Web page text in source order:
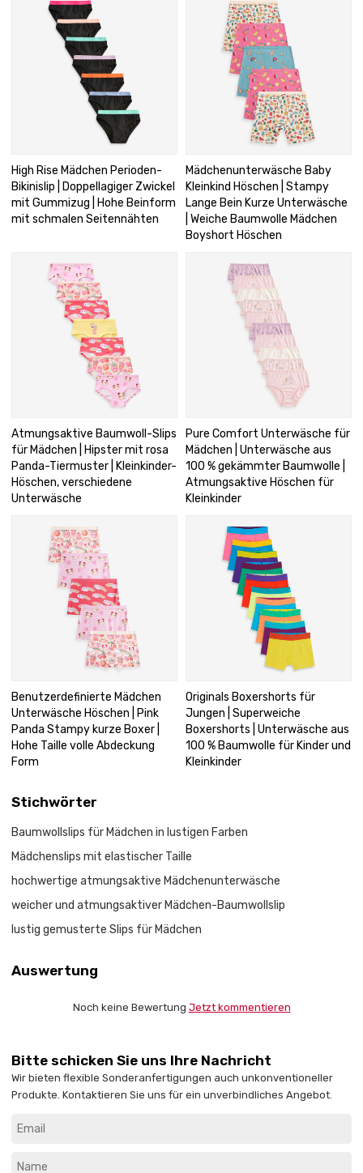
High Rise Mädchen Perioden-
Bikinislip | Doppellagiger Zwickel
mit Gummizug | Hohe Beinform
mit schmalen Seitennähten
Mädchenunterwäsche Baby
Kleinkind Höschen | Stampy
Lange Bein Kurze Unterwäsche
| Weiche Baumwolle Mädchen
Boyshort Höschen
Atmungsaktive Baumwoll-Slips
für Mädchen | Hipster mit rosa
Panda-Tiermuster | Kleinkinder-
Höschen, verschiedene
Unterwäsche
Pure Comfort Unterwäsche für
Mädchen | Unterwäsche aus
100 % gekämmter Baumwolle |
Atmungsaktive Höschen für
Kleinkinder
Benutzerdefinierte Mädchen
Unterwäsche Höschen | Pink
Panda Stampy kurze Boxer |
Hohe Taille volle Abdeckung
Form
Originals Boxershorts für
Jungen | Superweiche
Boxershorts | Unterwäsche aus
100 % Baumwolle für Kinder und
Kleinkinder
Stichwörter
Baumwollslips für Mädchen in lustigen Farben
Mädchenslips mit elastischer Taille
hochwertige atmungsaktive Mädchenunterwäsche
weicher und atmungsaktiver Mädchen-Baumwollslip
lustig gemusterte Slips für Mädchen
Auswertung
Noch keine Bewertung Jetzt kommentieren
Bitte schicken Sie uns Ihre Nachricht
Wir bieten flexible Sonderanfertigungen auch unkonventioneller
Produkte. Kontaktieren Sie uns für ein unverbindliches Angebot.